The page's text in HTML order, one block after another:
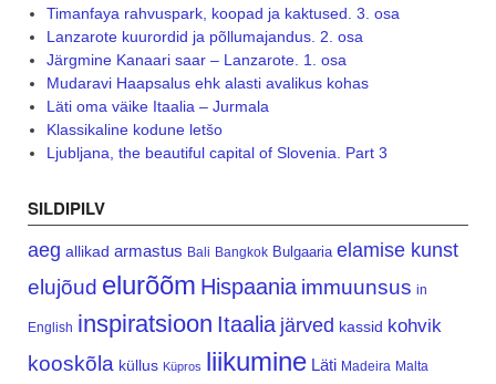
Timanfaya rahvuspark, koopad ja kaktused. 3. osa
Lanzarote kuurordid ja põllumajandus. 2. osa
Järgmine Kanaari saar – Lanzarote. 1. osa
Mudaravi Haapsalus ehk alasti avalikus kohas
Läti oma väike Itaalia – Jurmala
Klassikaline kodune letšo
Ljubljana, the beautiful capital of Slovenia. Part 3
SILDIPILV
aeg allikad armastus Bali Bangkok Bulgaaria elamise kunst
elujõud elurõõm Hispaania immuunsus in
English inspiratsioon Itaalia järved kassid kohvik
kooskõla küllus Küpros liikumine Läti Madeira Malta